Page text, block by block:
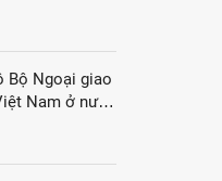
Bộ Ngoại giao
Nam ở nước